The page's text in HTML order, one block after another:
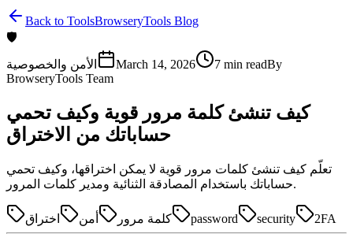
Back to ToolsBrowseryTools Blog
🛡️
الأمن والخصوصية
March 14, 2026 7 min readBy
BrowseryTools Team
كيف تنشئ كلمة مرور قوية وكيف تحمي
حساباتك من الاختراق
تعلّم كيف تنشئ كلمات مرور قوية لا يمكن اختراقها، وكيف تحمي
حساباتك باستخدام المصادقة الثنائية ومدير كلمات المرور.
كلمة مرور أمن اختراق password security 2FA